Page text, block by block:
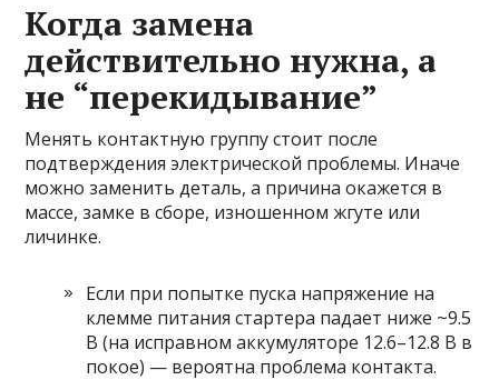
Когда замена
действительно нужна, а
не “перекидывание”
Менять контактную группу стоит после
подтверждения электрической проблемы. Иначе
можно заменить деталь, а причина окажется в
массе, замке в сборе, изношенном жгуте или
личинке.
Если при попытке пуска напряжение на
клемме питания стартера падает ниже ~9.5
В (на исправном аккумуляторе 12.6–12.8 В в
покое) — вероятна проблема контакта.